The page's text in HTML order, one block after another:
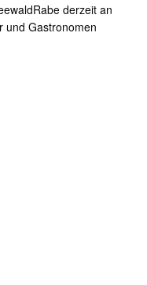
derzeit an
und Gastronomen